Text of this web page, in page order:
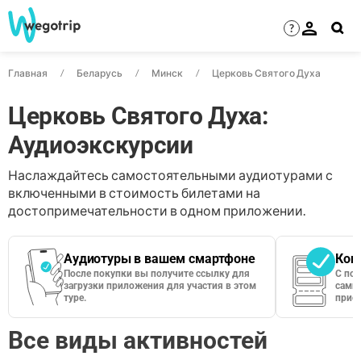
?
Главная Беларусь Минск Церковь Святого Духа
Церковь Святого Духа:
Аудиоэкскурсии
Наслаждайтесь самостоятельными аудиотурами с
включенными в стоимость билетами на
достопримечательности в одном приложении.
Аудиотуры в вашем смартфоне
После покупки вы получите ссылку для
загрузки приложения для участия в этом
туре.
С
сами
Все виды активностей